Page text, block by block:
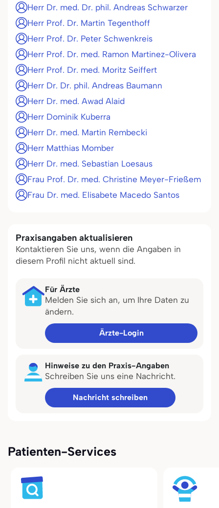
Herr Dr. med. Dr. phil. Andreas Schwarzer
Herr Prof. Dr. Martin Tegenthoff
Herr Prof. Dr. Peter Schwenkreis
Herr Prof. Dr. med. Ramon Martinez-Olivera
Herr Prof. Dr. med. Moritz Seiffert
Herr Dr. Dr. phil. Andreas Baumann
Herr Dr. med. Awad Alaid
Herr Dominik Kuberra
Herr Dr. med. Martin Rembecki
Herr Matthias Momber
Herr Dr. med. Sebastian Loesaus
Frau Prof. Dr. med. Christine Meyer-Frießem
Frau Dr. med. Elisabete Macedo Santos
Praxisangaben aktualisieren
Kontaktieren Sie uns, wenn die Angaben in
diesem Profil nicht aktuell sind.
Für Ärzte
Melden Sie sich an, um Ihre Daten zu
ändern.
Ärzte-Login
Hinweise zu den Praxis-Angaben
Schreiben Sie uns eine Nachricht.
Nachricht schreiben
Patienten-Services